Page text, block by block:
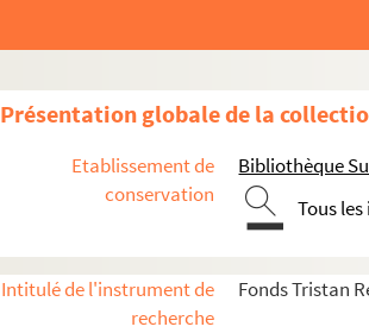
Présentation globale de la
Etablissement de
conservation
Bibliothèque
Tous
Intitulé de l'instrument de
recherche
Fonds Tristan
12. Lettre de Germain Delatouche,
14. Lettre de Claude Desprez à Jean
15. Lettre de Jean Denove du cercle
16. Lettre de M. Do Canto, sculpteur
17. Lettre de Fernand Donnet,